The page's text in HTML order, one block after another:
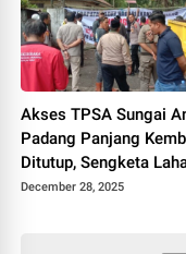
Akses TPSA Sungai
Padang Panjang
Ditutup, Sengketa
Memanas
December 28, 2025